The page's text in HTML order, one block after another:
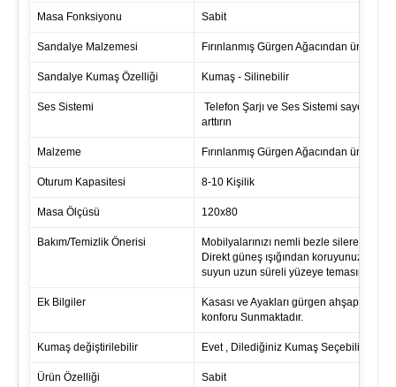
Masa Fonksiyonu Sabit
Sandalye Malzemesi Fırınlanmış Gürgen Ağacından
Sandalye Kumaş Özelliği Kumaş - Silinebilir
Ses Sistemi
Telefon Şarjı ve Ses Sistemi sayesinde
arttırın
Malzeme Fırınlanmış Gürgen Ağacından
Oturum Kapasitesi 8-10 Kişilik
Masa Ölçüsü 120x80
Bakım/Temizlik Önerisi
Mobilyalarınızı nemli bezle silerek
Direkt güneş ışığından koruyunuz.
suyun uzun süreli yüzeye temasından
Ek Bilgiler
Kasası ve Ayakları gürgen ahşaptır.
konforu Sunmaktadır.
Kumaş değiştirilebilir Evet , Dilediğiniz Kumaş Seçebilirsiniz
Ürün Özelliği Sabit